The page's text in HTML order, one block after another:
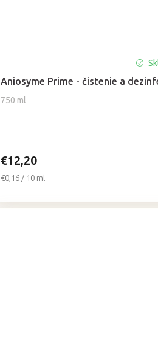
Aniosyme Prime - čistenie a
750 ml
hodnotenie
produktu
je
€12,20
Jednotková
€0,16 / 10 ml